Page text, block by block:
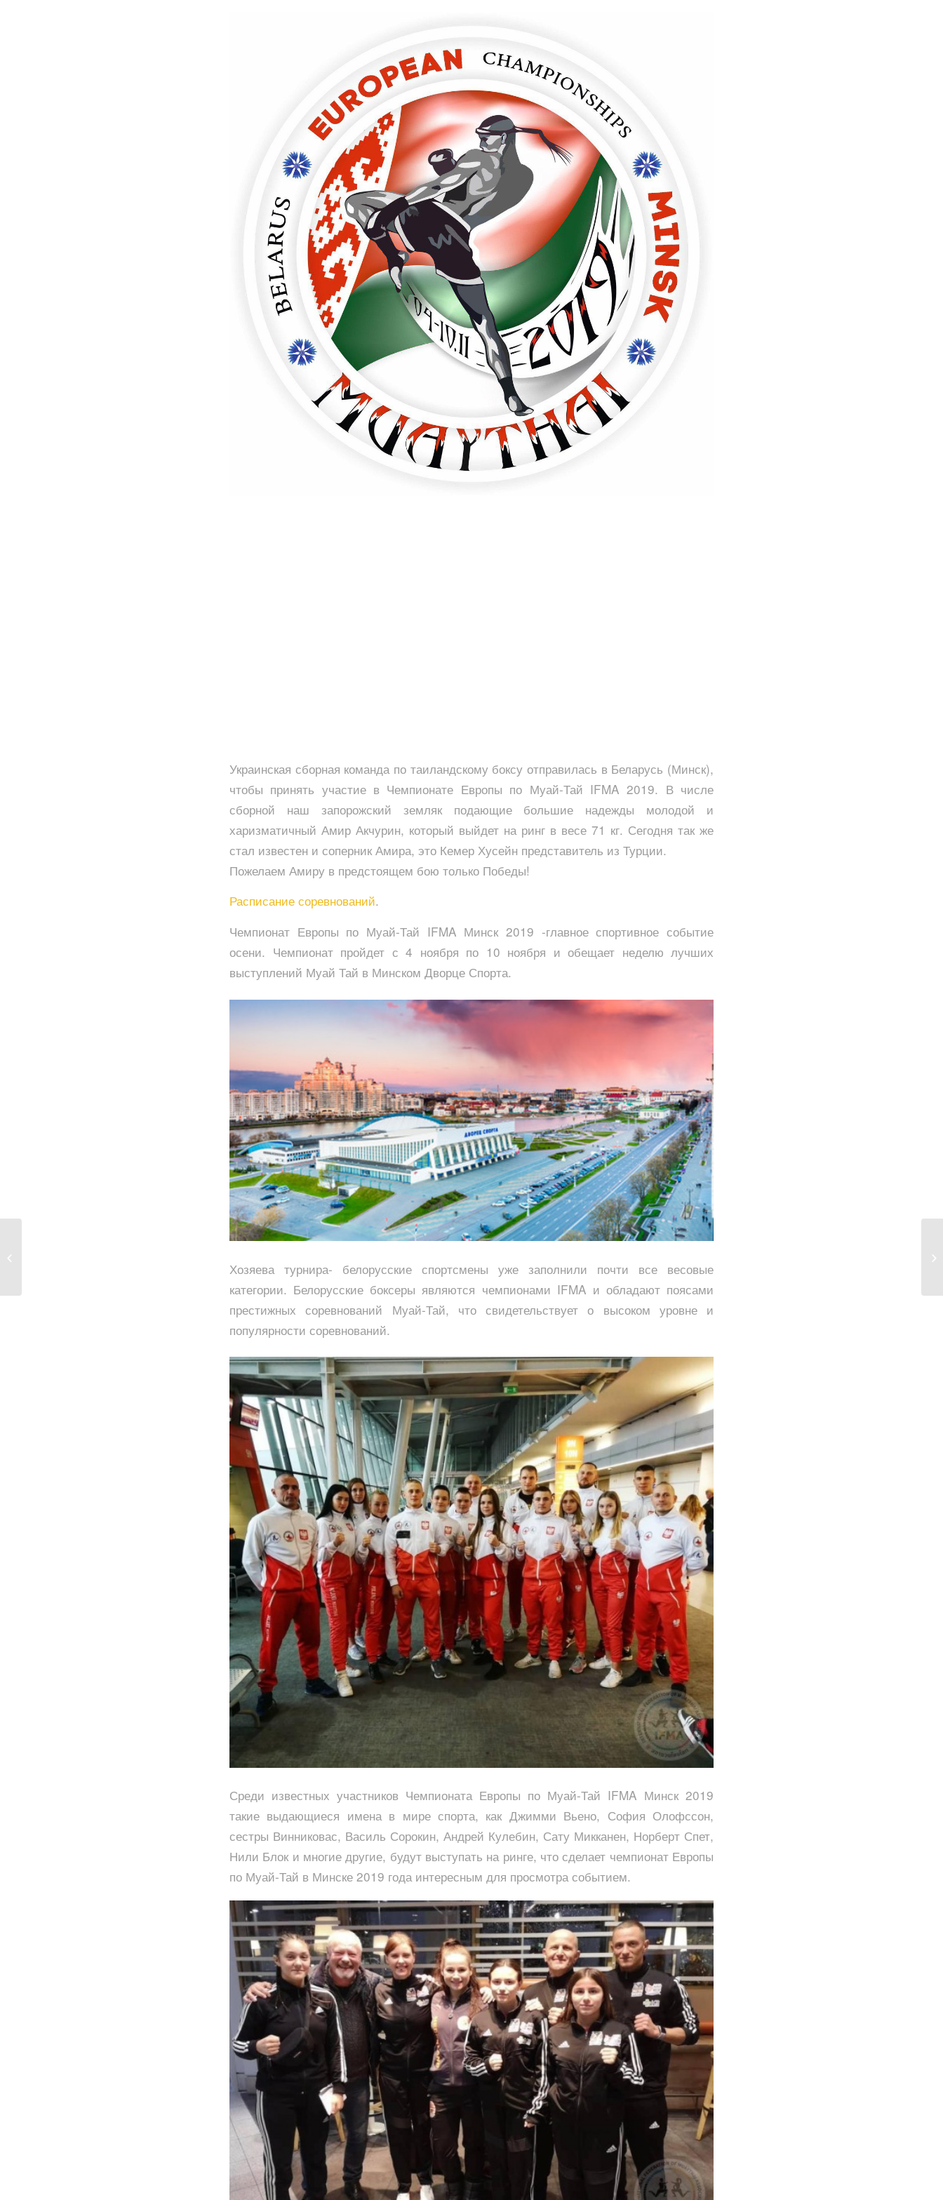
Украинская сборная команда по таиландскому боксу отправилась в Беларусь (Минск),
чтобы принять участие в Чемпионате Европы по Муай-Тай IFMA 2019. В числе
сборной наш запорожский земляк подающие большие надежды молодой и
харизматичный Амир Акчурин, который выйдет на ринг в весе 71 кг. Сегодня так же
стал известен и соперник Амира, это Кемер Хусейн представитель из Турции.
Пожелаем Амиру в предстоящем бою только Победы!
Расписание соревнований.
Чемпионат Европы по Муай-Тай IFMA Минск 2019 -главное спортивное событие
осени. Чемпионат пройдет с 4 ноября по 10 ноября и обещает неделю лучших
выступлений Муай Тай в Минском Дворце Спорта.
Хозяева турнира- белорусские спортсмены уже заполнили почти все весовые
категории. Белорусские боксеры являются чемпионами IFMA и обладают поясами
престижных соревнований Муай-Тай, что свидетельствует о высоком уровне и
популярности соревнований.
Среди известных участников Чемпионата Европы по Муай-Тай IFMA Минск 2019
такие выдающиеся имена в мире спорта, как Джимми Вьено, София Олофссон,
сестры Винниковас, Василь Сорокин, Андрей Кулебин, Сату Микканен, Норберт Спет,
Нили Блок и многие другие, будут выступать на ринге, что сделает чемпионат Европы
по Муай-Тай в Минске 2019 года интересным для просмотра событием.